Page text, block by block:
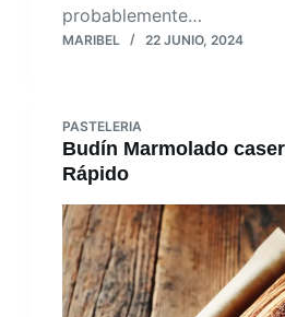
probablemente…
MARIBEL 22 JUNIO, 2024
PASTELERIA
Budín Marmolado
Rápido